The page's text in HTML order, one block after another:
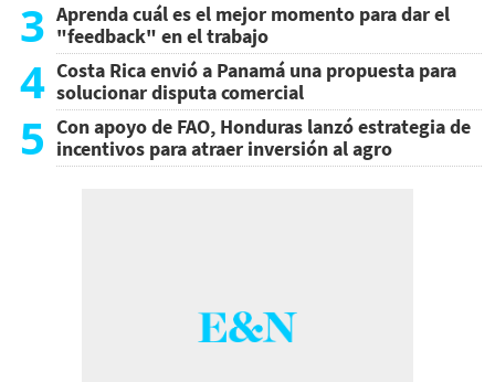
3 Aprenda cuál es el mejor momento para dar el
"feedback" en el trabajo
4 Costa Rica envió a Panamá una propuesta para
solucionar disputa comercial
5 Con apoyo de FAO, Honduras lanzó estrategia de
incentivos para atraer inversión al agro